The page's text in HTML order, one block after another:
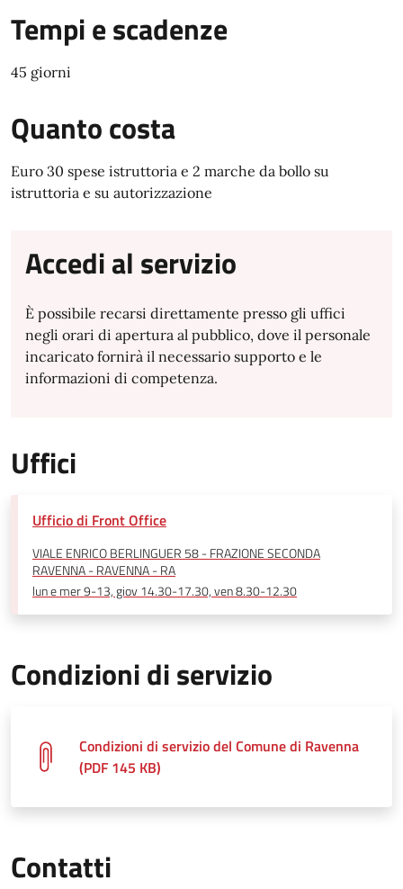
Tempi e scadenze
45 giorni
Quanto costa
Euro 30 spese istruttoria e 2 marche da bollo su
istruttoria e su autorizzazione
Accedi al servizio
È possibile recarsi direttamente presso gli uffici
negli orari di apertura al pubblico, dove il personale
incaricato fornirà il necessario supporto e le
informazioni di competenza.
Uffici
Ufficio di Front Office
VIALE ENRICO BERLINGUER 58 - FRAZIONE SECONDA
RAVENNA - RAVENNA - RA
lun e mer 9-13, giov 14.30-17.30, ven 8.30-12.30
Condizioni di servizio
Condizioni di servizio del Comune di Ravenna
(PDF 145 KB)
Contatti